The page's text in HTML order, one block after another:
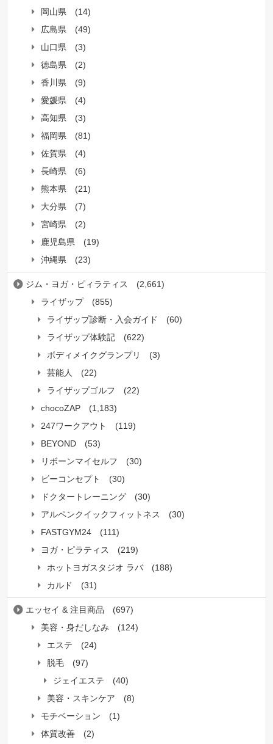
岡山県
(14)
広島県
(49)
山口県
(3)
徳島県
(2)
香川県
(9)
愛媛県
(4)
高知県
(3)
福岡県
(81)
佐賀県
(4)
長崎県
(6)
熊本県
(21)
大分県
(7)
宮崎県
(2)
鹿児島県
(19)
沖縄県
(23)
ジム・ヨガ・ピィラティス
(2,661)
ライザップ
(855)
ライザップ診断・入会ガイド
(60)
ライザップ体験記
(622)
ボディメイクグランプリ
(3)
芸能人
(22)
ライザップゴルフ
(22)
chocoZAP
(1,183)
247ワークアウト
(119)
BEYOND
(53)
リボーンマイセルフ
(30)
ビーコンセプト
(30)
ドクタートレーニング
(30)
アルペンクイックフィットネス
(30)
FASTGYM24
(111)
ヨガ・ピラティス
(219)
ホットヨガスタジオ ラバ
(188)
カルド
(31)
エッセイ & 注目商品
(697)
美容・身だしなみ
(124)
エステ
(24)
脱毛
(97)
ジェイエステ
(40)
美容・スキンケア
(8)
モチベーション
(1)
体質改善
(2)